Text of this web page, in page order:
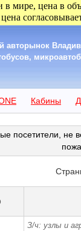
мире, цена в
авторынок
Кабины
посетители, не
З/ч: узлы и